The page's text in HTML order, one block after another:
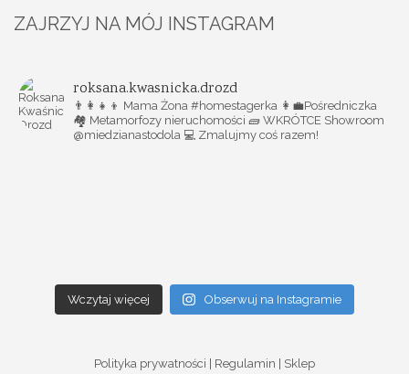
ZAJRZYJ NA MÓJ INSTAGRAM
roksana.kwasnicka.drozd
👨‍👩‍👧‍👦 Mama Żona #homestagerka 👩‍💼Pośredniczka
🏘️ Metamorfozy nieruchomości 🧱 WKRÓTCE Showroom
@miedzianastodola 💻 Zmalujmy coś razem!
Wczytaj więcej Obserwuj na Instagramie
Polityka prywatności Regulamin Sklep